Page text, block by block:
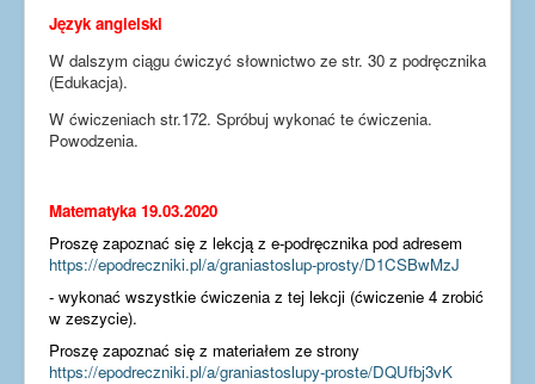
Język angielski
W dalszym ciągu ćwiczyć słownictwo ze str. 30 z podręcznika
(Edukacja).
W ćwiczeniach str.172. Spróbuj wykonać te ćwiczenia.
Powodzenia.
Matematyka 19.03.2020
Proszę zapoznać się z lekcją z e-podręcznika pod adresem
https://epodreczniki.pl/a/graniastoslup-prosty/D1CSBwMzJ
- wykonać wszystkie ćwiczenia z tej lekcji (ćwiczenie 4 zrobić
w zeszycie).
Proszę zapoznać się z materiałem ze strony
https://epodreczniki.pl/a/graniastoslupy-proste/DQUfbj3vK